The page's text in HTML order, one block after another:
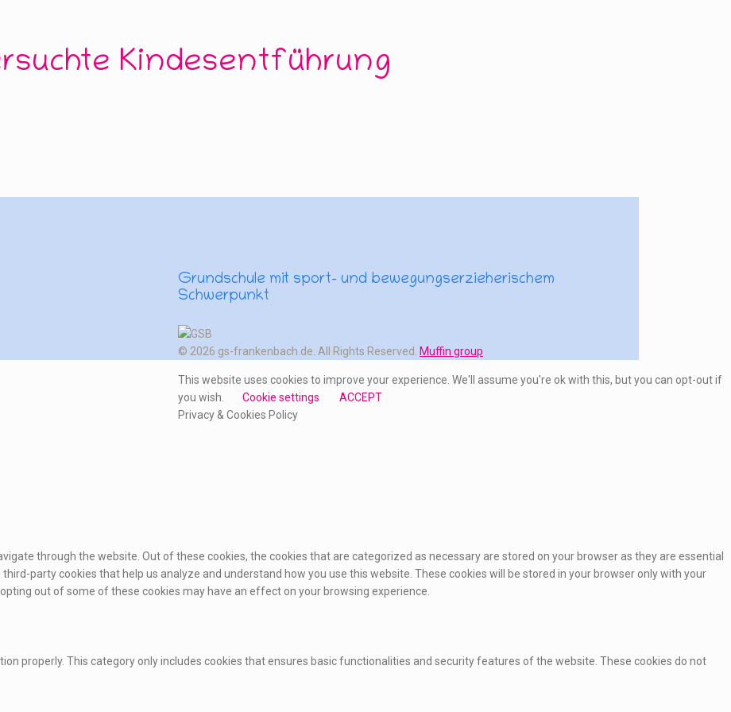
Kindesentführung
Grundschule mit sport- und bewegungserzieherischem
Schwerpunkt
© 2026 gs-frankenbach.de. All Rights Reserved. Muffin group
This website uses cookies to improve your experience. We'll assume you're ok with this, but you can opt-out if
you wish.
Cookie settings
ACCEPT
Privacy & Cookies Policy
through the website. Out of these cookies, the cookies that are categorized as necessary are stored on your browser as they are essential
party cookies that help us analyze and understand how you use this website. These cookies will be stored in your browser only with your
out of some of these cookies may have an effect on your browsing experience.
properly. This category only includes cookies that ensures basic functionalities and security features of the website. These cookies do not